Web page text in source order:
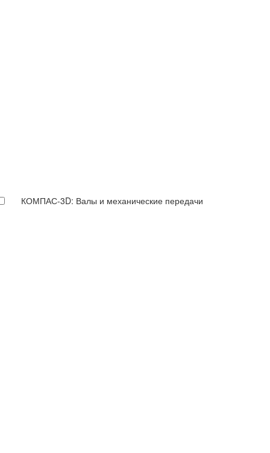
КОМПАС-3D: Валы и механические передачи